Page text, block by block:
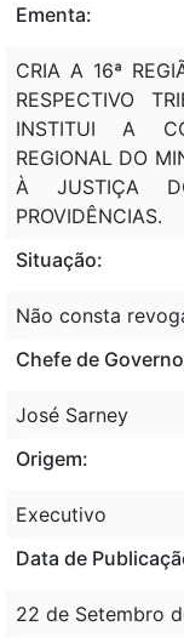
Ementa:
CRIA A 16ª
RESPECTIVO
INSTITUI A
REGIONAL DO
À JUSTIÇA
PROVIDÊNCIAS.
Situação:
Não consta
Chefe de
José Sarney
Origem:
Executivo
Data de
22 de Setembro